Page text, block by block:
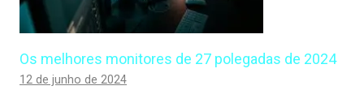
Os melhores monitores de 27 polegadas de 2024
12 de junho de 2024